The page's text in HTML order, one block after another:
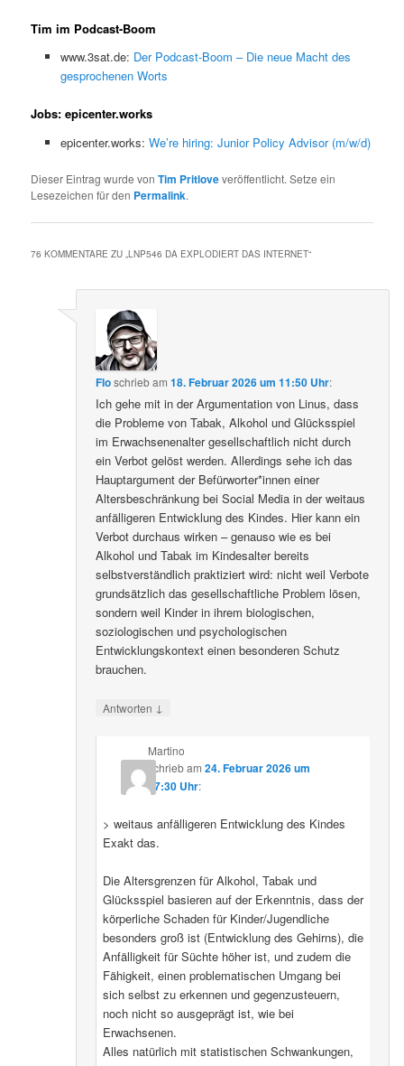
Tim im Podcast-Boom
www.3sat.de: Der Podcast-Boom – Die neue Macht des
gesprochenen Worts
Jobs: epicenter.works
epicenter.works: We’re hiring: Junior Policy Advisor (m/w/d)
Dieser Eintrag wurde vonTim Pritloveveröffentlicht. Setze ein
Lesezeichen für den Permalink.
76 KOMMENTARE ZU „LNP546 DA EXPLODIERT DAS INTERNET“
Floschriebam18. Februar 2026 um 11:50 Uhr:
Ich gehe mit in der Argumentation von Linus, dass
die Probleme von Tabak, Alkohol und Glücksspiel
im Erwachsenenalter gesellschaftlich nicht durch
ein Verbot gelöst werden. Allerdings sehe ich das
Hauptargument der Befürworter*innen einer
Altersbeschränkung bei Social Media in der weitaus
anfälligeren Entwicklung des Kindes. Hier kann ein
Verbot durchaus wirken – genauso wie es bei
Alkohol und Tabak im Kindesalter bereits
selbstverständlich praktiziert wird: nicht weil Verbote
grundsätzlich das gesellschaftliche Problem lösen,
sondern weil Kinder in ihrem biologischen,
soziologischen und psychologischen
Entwicklungskontext einen besonderen Schutz
brauchen.
Antworten ↓
Martino
schriebam 24. Februar 2026 um
07:30 Uhr:
> weitaus anfälligeren Entwicklung des Kindes
Exakt das.
Die Altersgrenzen für Alkohol, Tabak und
Glücksspiel basieren auf der Erkenntnis, dass der
körperliche Schaden für Kinder/Jugendliche
besonders groß ist (Entwicklung des Gehirns), die
Anfälligkeit für Süchte höher ist, und zudem die
Fähigkeit, einen problematischen Umgang bei
sich selbst zu erkennen und gegenzusteuern,
noch nicht so ausgeprägt ist, wie bei
Erwachsenen.
Alles natürlich mit statistischen Schwankungen,